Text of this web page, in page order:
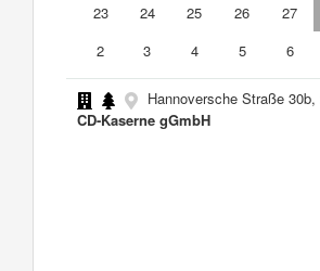
23
24 25 26 27
2
3 4 5 6
Hannoversche Straße
CD-Kaserne gGmbH